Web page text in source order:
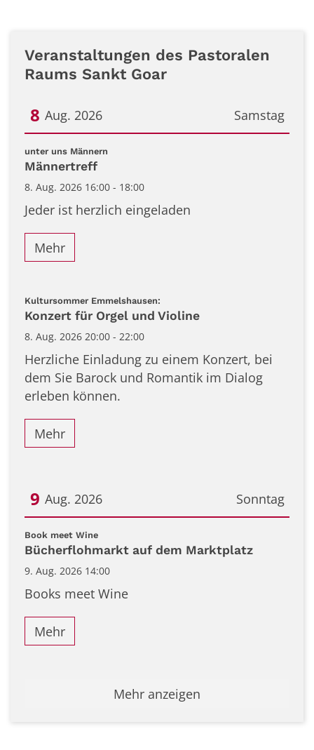
Veranstaltungen des Pastoralen
Raums Sankt Goar
Samstag
8 Aug. 2026
Datum: 8. August 2026
unter uns Männern
Männertreff
8. Aug. 2026 16:00 - 18:00
Jeder ist herzlich eingeladen
Mehr
Kultursommer Emmelshausen:
Konzert für Orgel und Violine
8. Aug. 2026 20:00 - 22:00
Herzliche Einladung zu einem Konzert, bei
dem Sie Barock und Romantik im Dialog
erleben können.
Mehr
Sonntag
9 Aug. 2026
Datum: 9. August 2026
Book meet Wine:
Bücherflohmarkt auf dem Marktplatz
9. Aug. 2026 14:00
Books meet Wine
Mehr
Mehr anzeigen